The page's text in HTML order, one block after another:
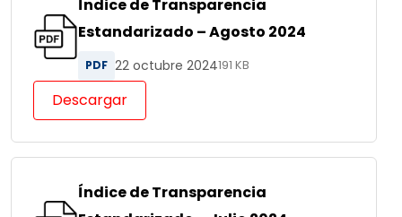
Índice de Transparencia
Estandarizado – Agosto 2024
PDF 22 octubre 2024191 KB
Descargar
Índice de Transparencia